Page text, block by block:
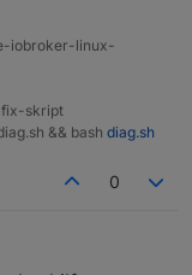
Ein zweite
ich, somit kann
Fallstricke nicht,
migriert.
iobroker-linux-
fix-skript
&& bash diag.sh
0